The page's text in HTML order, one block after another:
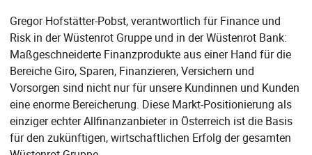
Gregor Hofstätter-Pobst, verantwortlich für Finance und
Risk in der Wüstenrot Gruppe und in der Wüstenrot Bank:
Maßgeschneiderte Finanzprodukte aus einer Hand für die
Bereiche Giro, Sparen, Finanzieren, Versichern und
Vorsorgen sind nicht nur für unsere Kundinnen und Kunden
eine enorme Bereicherung. Diese Markt-Positionierung als
einziger echter Allfinanzanbieter in Österreich ist die Basis
für den zukünftigen, wirtschaftlichen Erfolg der gesamten